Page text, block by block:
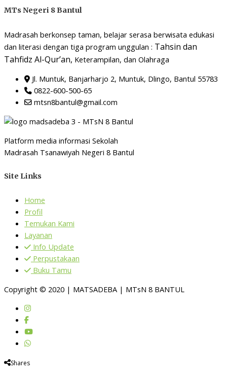
MTs Negeri 8 Bantul
Madrasah berkonsep taman, belajar serasa berwisata edukasi
dan literasi dengan tiga program unggulan : Tahsin dan
Tahfidz Al-Qur’an, Keterampilan, dan Olahraga
Jl. Muntuk, Banjarharjo 2, Muntuk, Dlingo, Bantul 55783
0822-600-500-65
mtsn8bantul@gmail.com
Platform media informasi Sekolah
Madrasah Tsanawiyah Negeri 8 Bantul
Site Links
Home
Profil
Temukan Kami
Layanan
Info Update
Perpustakaan
Buku Tamu
Copyright © 2020 | MATSADEBA | MTsN 8 BANTUL
Shares